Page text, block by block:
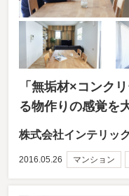
「無垢材×コンク
る物作りの感覚を
株式会社インテリッ
2016.05.26 マンション